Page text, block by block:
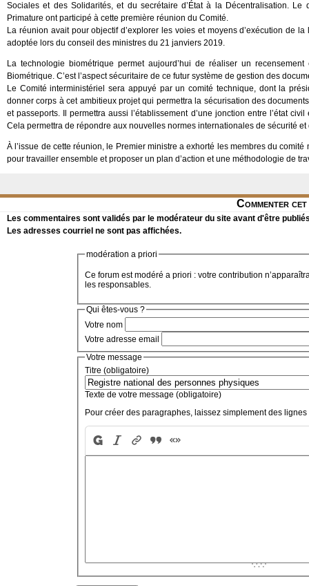
Sociales et des Solidarités, et du secrétaire d’État à la Décentralisation.
Primature ont participé à cette première réunion du Comité.
La réunion avait pour objectif d’explorer les voies et moyens d’exécution de
adoptée lors du conseil des ministres du 21 janviers 2019.
La technologie biométrique permet aujourd’hui de réaliser un
Biométrique. C’est l’aspect sécuritaire de ce futur système de gestion des
Le Comité interministériel sera appuyé par un comité technique, dont la
donner corps à cet ambitieux projet qui permettra la sécurisation des
et passeports. Il permettra aussi l’établissement d’une jonction entre l’état
Cela permettra de répondre aux nouvelles normes internationales de sécurité
À l’issue de cette réunion, le Premier ministre a exhorté les membres du
pour travailler ensemble et proposer un plan d’action et une méthodologie de
Commenter
Les commentaires sont validés par le modérateur du site avant d'être
Les adresses courriel ne sont pas affichées.
modération a priori
Ce forum est modéré a priori : votre contribution
les responsables.
Qui êtes-vous ?
Votre nom
Votre adresse email
Votre message
Titre (obligatoire)
Texte de votre message (obligatoire)
Pour créer des paragraphes, laissez simplement des lignes